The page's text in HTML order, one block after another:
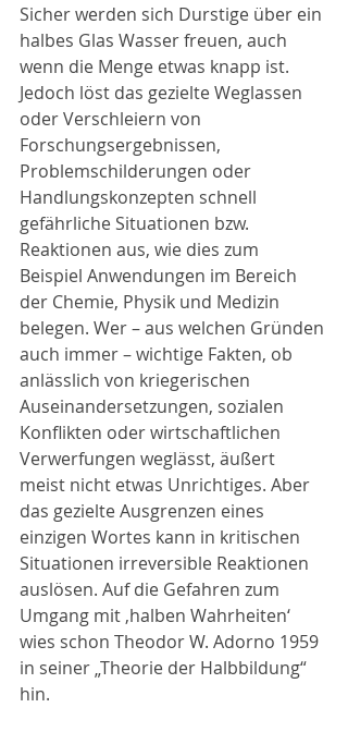
Sicher werden sich Durstige über ein
halbes Glas Wasser freuen, auch
wenn die Menge etwas knapp ist.
Jedoch löst das gezielte Weglassen
oder Verschleiern von
Forschungsergebnissen,
Problemschilderungen oder
Handlungskonzepten schnell
gefährliche Situationen bzw.
Reaktionen aus, wie dies zum
Beispiel Anwendungen im Bereich
der Chemie, Physik und Medizin
belegen. Wer – aus welchen Gründen
auch immer – wichtige Fakten, ob
anlässlich von kriegerischen
Auseinandersetzungen, sozialen
Konflikten oder wirtschaftlichen
Verwerfungen weglässt, äußert
meist nicht etwas Unrichtiges. Aber
das gezielte Ausgrenzen eines
einzigen Wortes kann in kritischen
Situationen irreversible Reaktionen
auslösen. Auf die Gefahren zum
Umgang mit ‚halben Wahrheiten‘
wies schon Theodor W. Adorno 1959
in seiner „Theorie der Halbbildung“
hin.